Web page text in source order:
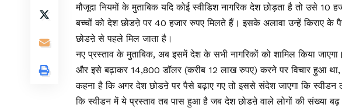
मौजूदा नियमों के मुताबिक यदि कोई स्वीडिश नागरिक देश छोड़ता है तो उसे 10
बच्चों को देश छोडऩे पर 40 हजार रुपए मिलते हैं। इसके अलावा उन्हें किराए के
छोडऩे से पहले मिल जाता है।
नए प्रस्ताव के मुताबिक, अब इसमें देश के सभी नागरिकों को शामिल किया
और इसे बढ़ाकर 14,800 डॉलर (करीब 12 लाख रुपए) करने पर विचार हुआ
कहना है कि अगर देश छोडऩे पर पैसे बढ़ाए गए तो इससे संदेश जाएगा कि स्वीडन
कि स्वीडन में ये प्रस्ताव तब पास हुआ है जब देश छोडऩे वाले लोगों की संख्या